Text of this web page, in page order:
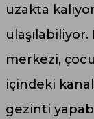
uzakta
merkezi,
içindeki
gezinti